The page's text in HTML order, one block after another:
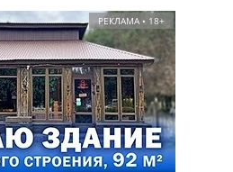
РЕКЛАМА • 18+